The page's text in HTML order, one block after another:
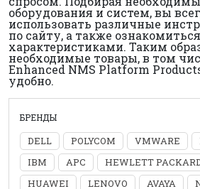
оборудования и систем, вы
использовать различные
по сайту, а также
характеристиками. Таким
необходимые товары, в том
Enhanced NMS Platform
удобно.
БРЕНДЫ
DELL POLYCOM VMWARE
IBM
APC HEWLETT
HUAWEI
LENOVO AVAYA